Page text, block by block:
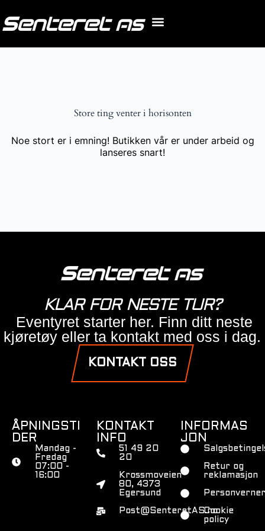
Store ting venter i horisonten
Noe stort er i emning! Butikken vår er under arbeid og
lanseres snart!
KLAR FOR NESTE TUR?
Eventyret starter her. Finn ditt neste
kjøretøy eller ta kontakt med oss i dag.
KONTAKT OSS
ÅPNINGSTI
DER
Mandag -
Fredag
07:00 -
16:00
KONTAKT
INFO
51 49 20
20
Krossmoveien
80, 4373
Egersund
Post@SenteretAS.no
INFORMAS
JON
Retur og
reklamasjon
Cookie
policy